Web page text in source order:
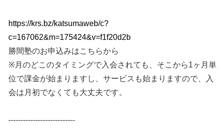
https://krs.bz/katsumaweb/c?
c=167062&m=175424&v=f1f20d2b
勝間塾のお申込みはこちらから
※月のどこのタイミングで入会されても、そこから1ヶ月単
位で課金が始まりますし、サービスも始まりますので、入
会は月初でなくても大丈夫です。
---------------------------